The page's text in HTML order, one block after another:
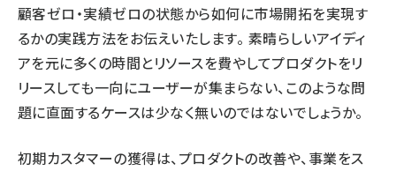
顧客ゼロ・実績ゼロの状態から如何に市場開拓を実現す
るかの実践方法をお伝えいたします。 素晴らしいアイディ
アを元に多くの時間とリソースを費やしてプロダクトをリ
リースしても一向にユーザーが集まらない、このような問
題に直面するケースは少なく無いのではないでしょうか。
初期カスタマーの獲得は、プロダクトの改善や、事業をス